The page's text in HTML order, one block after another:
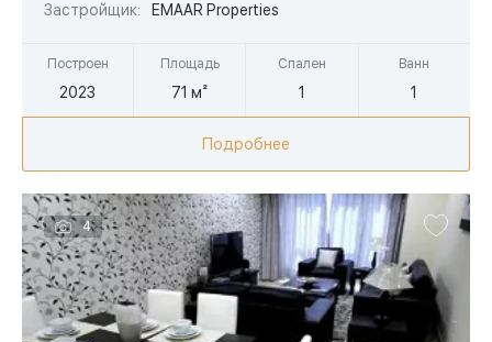
Застройщик:
EMAAR Properties
Построен
2023
Площадь
71 м²
Спален
1
Ванн
1
Подробнее
4